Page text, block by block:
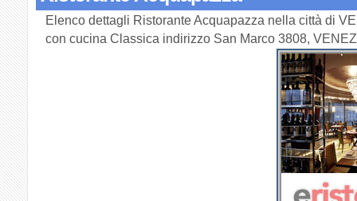
Elenco dettagli Ristorante Acquapazza nella città di
con cucina Classica indirizzo San Marco 3808,